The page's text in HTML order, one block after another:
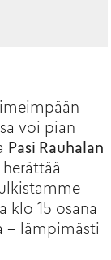
voi pian
Pasi Rauhalan
herättää
klo 15 osana
– lämpimästi